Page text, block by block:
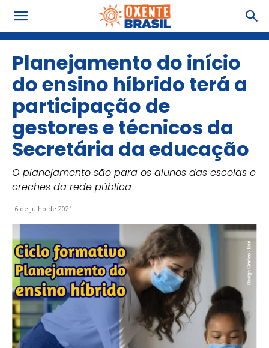
Planejamento do início
do ensino híbrido terá a
participação de
gestores e técnicos da
Secretária da educação
O planejamento são para os alunos das escolas e
creches da rede pública
6 de julho de 2021